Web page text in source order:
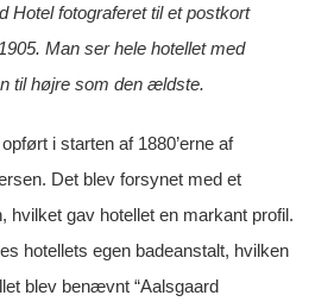
Hotel fotograferet til et postkort
Man ser hele hotellet med
til højre som den ældste.
i starten af 1880’erne af
Det blev forsynet med et
gav hotellet en markant profil.
hotellets egen badeanstalt, hvilken
blev benævnt “Aalsgaard